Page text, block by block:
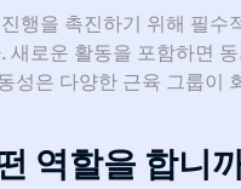
행을 촉진하기 위해 필수
로운 활동을 포함하면
성은 다양한 근육 그룹이
역할을 합니